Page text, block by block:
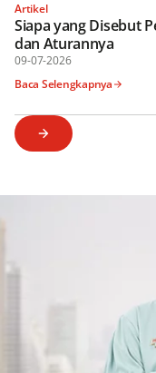
Artikel
Siapa yang Disebut
dan Aturannya
09-07-2026
Baca Selengkapnya